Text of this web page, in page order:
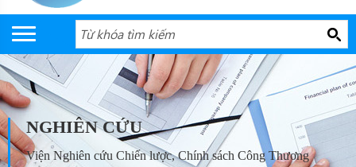
NGHIÊN CỨU
Viện Nghiên cứu Chiến lược, Chính sách Công Thương